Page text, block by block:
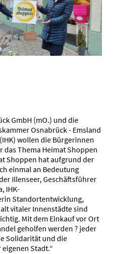
GmbH (mO.) und die
Osnabrück - Emsland
wollen die Bürgerinnen
das Thema Heimat Shoppen
Shoppen hat aufgrund der
einmal an Bedeutung
Illenseer, Geschäftsführer
IHK-
Standortentwicklung,
vitaler Innenstädte sind
Mit dem Einkauf vor Ort
geholfen werden ? jeder
Solidarität und die
Stadt.“